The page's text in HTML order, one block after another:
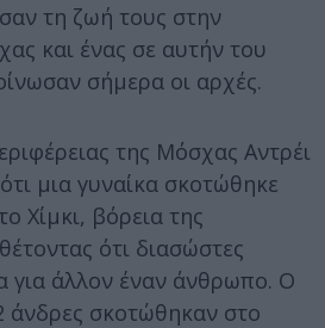
τη ζωή τους στην
και ένας σε αυτήν του
σήμερα οι αρχές.
της Μόσχας Αντρέι
μια γυναίκα σκοτώθηκε
Χίμκι, βόρεια της
ότι διασώστες
για άλλον έναν άνθρωπο. Ο
άνδρες σκοτώθηκαν στο